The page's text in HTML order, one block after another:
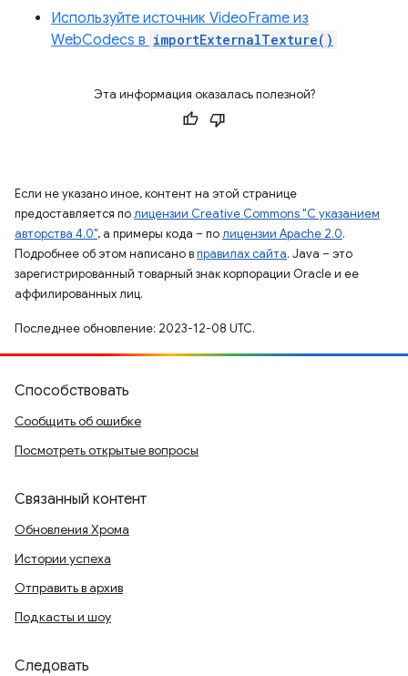
Используйте источник VideoFrame из
WebCodecs в importExternalTexture()
Эта информация оказалась полезной?
Если не указано иное, контент на этой странице
предоставляется полицензии Creative Commons "С указанием
авторства 4.0", а примеры кода – полицензии Apache 2.0.
Подробнее об этом написано вправилах сайта. Java – это
зарегистрированный товарный знак корпорации Oracle и ее
аффилированных лиц.
Последнее обновление: 2023-12-08 UTC.
Способствовать
Сообщить об ошибке
Посмотреть открытые вопросы
Связанный контент
Обновления Хрома
Истории успеха
Отправить в архив
Подкасты и шоу
Следовать